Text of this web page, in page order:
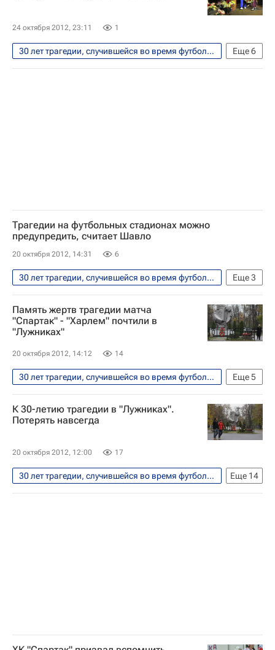
24 октября 2012, 23:11 1
Еще6
30 лет трагедии, случившейся во время футбольного матча "Спартак" (Москва) - "Харлем" (Нидерланды) на стадионе в "Лужниках"
Футбол
Спорт
Гус Хиддинк
Трагедии на футбольных стадионах можно
предупредить, считает Шавло
20 октября 2012, 14:31 6
Еще3
30 лет трагедии, случившейся во время футбольного матча "Спартак" (Москва) - "Харлем" (Нидерланды) на стадионе в "Лужниках"
Футбол
Спорт Сергей Шавло
Память жертв трагедии матча
"Спартак" - "Харлем" почтили в
"Лужниках"
20 октября 2012, 14:12 14
Еще5
30 лет трагедии, случившейся во время футбольного матча "Спартак" (Москва) - "Харлем" (Нидерланды) на стадионе в "Лужниках"
Футбол
Спорт
Сергей Шавло
Харлем
Спартак Москва
К 30-летию трагедии в "Лужниках".
Потерять навсегда
20 октября 2012, 12:00 17
Еще 14
30 лет трагедии, случившейся во время футбольного матча "Спартак" (Москва) - "Харлем" (Нидерланды) на стадионе в "Лужниках"
Футбол
Спорт
Вокруг спорта